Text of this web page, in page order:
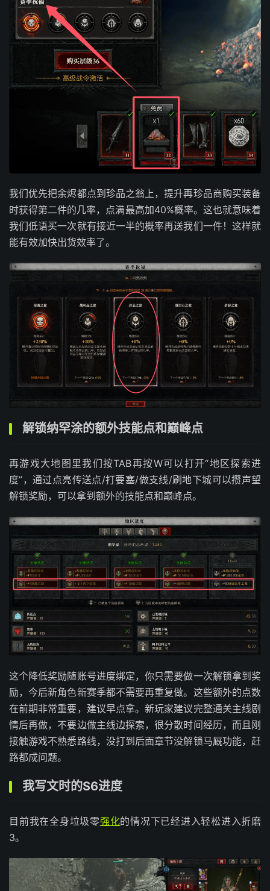
我们优先把余烬都点到珍品之翁上，提升再珍品商购买装备
时获得第二件的几率，点满最高加40%概率。这也就意味着
我们低语买一次就有接近一半的概率再送我们一件！这样就
能有效加快出货效率了。
解锁纳罕涂的额外技能点和巅峰点
再游戏大地图里我们按TAB再按W可以打开“地区探索进
度”，通过点亮传送点/打要塞/做支线/刷地下城可以攒声望
解锁奖励，可以拿到额外的技能点和巅峰点。
这个降低奖励随账号进度绑定，你只需要做一次解锁拿到奖
励，今后新角色新赛季都不需要再重复做。这些额外的点数
在前期非常重要，建议早点拿。新玩家建议完整通关主线剧
情后再做，不要边做主线边探索，很分散时间经历，而且刚
接触游戏不熟悉路线，没打到后面章节没解锁马厩功能，赶
路都成问题。
我写文时的S6进度
目前我在全身垃圾零强化的情况下已经进入轻松进入折磨
3。